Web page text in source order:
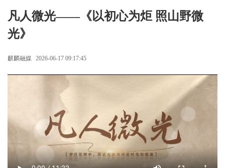
凡人微光——《以初心为炬 照山野微
光》
麒麟融媒 2026-06-17 09:17:45